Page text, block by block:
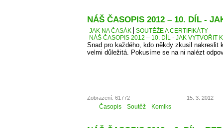
NÁŠ ČASOPIS 2012 – 10. DÍL -
JAK NA ČASÁK
SOUTĚŽE A CERTIFIKÁTY
NÁŠ ČASOPIS 2012 – 10. DÍL - JAK VYTVOŘIT
Snad pro každého, kdo někdy zkusil nakreslit
velmi důležitá. Pokusíme se na ni nalézt
Zobrazení: 61772 15. 3. 2012
Časopis Soutěž Komiks